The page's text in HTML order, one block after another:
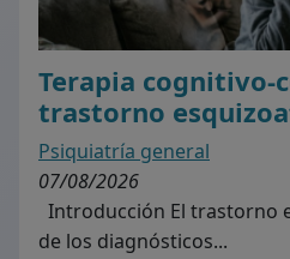
Terapia cognitivo-
trastorno
Psiquiatría general
07/08/2026
Introducción El trastorno
de los diagnósticos...